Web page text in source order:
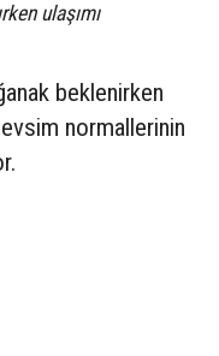
ulaşımı
beklenirken
normallerinin